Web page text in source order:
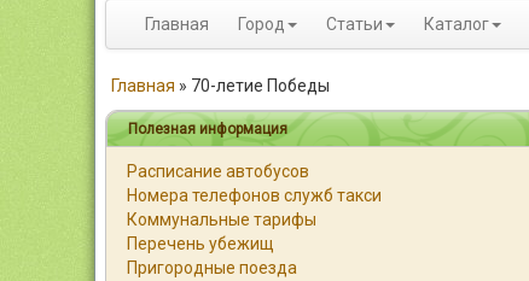
Главная Город Статьи Каталог
Главная » 70-летие Победы
Полезная информация
Расписание автобусов
Номера телефонов служб такси
Коммунальные тарифы
Перечень убежищ
Пригородные поезда